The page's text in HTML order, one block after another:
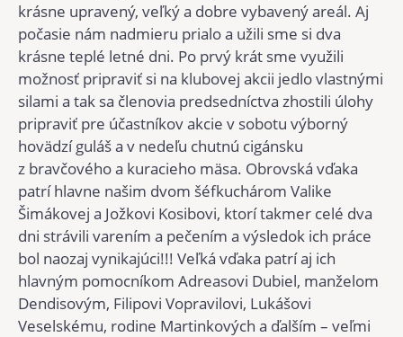
krásne upravený, veľký a dobre vybavený areál. Aj
počasie nám nadmieru prialo a užili sme si dva
krásne teplé letné dni. Po prvý krát sme využili
možnosť pripraviť si na klubovej akcii jedlo vlastnými
silami a tak sa členovia predsedníctva zhostili úlohy
pripraviť pre účastníkov akcie v sobotu výborný
hovädzí guláš a v nedeľu chutnú cigánsku
z bravčového a kuracieho mäsa. Obrovská vďaka
patrí hlavne našim dvom šéfkuchárom Valike
Šimákovej a Jožkovi Kosibovi, ktorí takmer celé dva
dni strávili varením a pečením a výsledok ich práce
bol naozaj vynikajúci!!! Veľká vďaka patrí aj ich
hlavným pomocníkom Adreasovi Dubiel, manželom
Dendisovým, Filipovi Vopravilovi, Lukášovi
Veselskému, rodine Martinkových a ďalším – veľmi